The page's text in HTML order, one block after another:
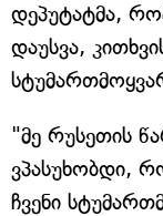
დეპუტატმა,
დაუსვა,
"მე რუსეთის
ვპასუხობდი,
ჩვენი